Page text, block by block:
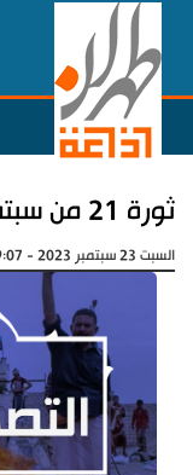
ثورة 21 من سبتمبر واستمرار مسيرة التطور
السبت 23 سبتمبر 2023 - 09:07 بتوقيت طهران